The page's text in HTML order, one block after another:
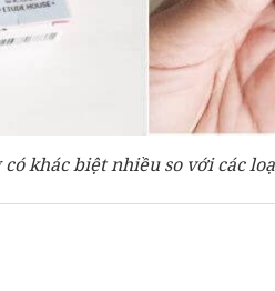
khác biệt nhiều so với các